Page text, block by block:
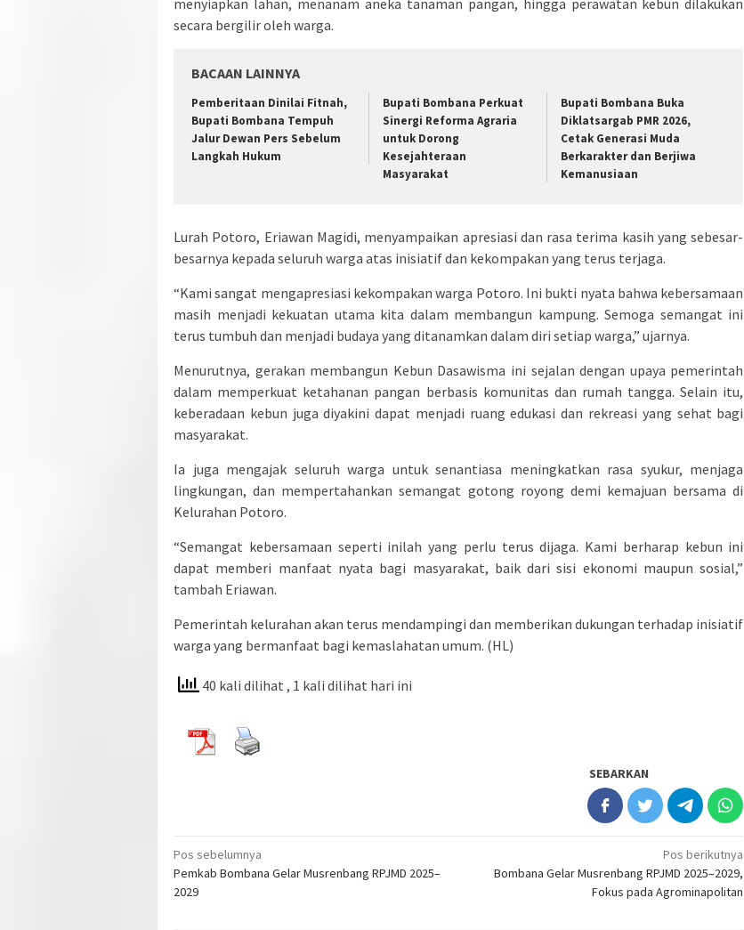
secara bergilir oleh warga.
BACAAN LAINNYA
Pemberitaan Dinilai Fitnah,
Bupati Bombana Tempuh
Jalur Dewan Pers Sebelum
Langkah Hukum
Bupati Bombana Perkuat
Sinergi Reforma Agraria
untuk Dorong
Kesejahteraan
Masyarakat
Bupati Bombana Buka
Diklatsargab PMR 2026,
Cetak Generasi Muda
Berkarakter dan Berjiwa
Kemanusiaan
Lurah Potoro, Eriawan Magidi, menyampaikan apresiasi dan rasa terima kasih yang sebesar-
besarnya kepada seluruh warga atas inisiatif dan kekompakan yang terus terjaga.
“Kami sangat mengapresiasi kekompakan warga Potoro. Ini bukti nyata bahwa kebersamaan
masih menjadi kekuatan utama kita dalam membangun kampung. Semoga semangat ini
terus tumbuh dan menjadi budaya yang ditanamkan dalam diri setiap warga,” ujarnya.
Menurutnya, gerakan membangun Kebun Dasawisma ini sejalan dengan upaya pemerintah
dalam memperkuat ketahanan pangan berbasis komunitas dan rumah tangga. Selain itu,
keberadaan kebun juga diyakini dapat menjadi ruang edukasi dan rekreasi yang sehat bagi
masyarakat.
Ia juga mengajak seluruh warga untuk senantiasa meningkatkan rasa syukur, menjaga
lingkungan, dan mempertahankan semangat gotong royong demi kemajuan bersama di
Kelurahan Potoro.
“Semangat kebersamaan seperti inilah yang perlu terus dijaga. Kami berharap kebun ini
dapat memberi manfaat nyata bagi masyarakat, baik dari sisi ekonomi maupun sosial,”
tambah Eriawan.
Pemerintah kelurahan akan terus mendampingi dan memberikan dukungan terhadap inisiatif
warga yang bermanfaat bagi kemaslahatan umum. (HL)
40 kali dilihat , 1 kali dilihat hari ini
SEBARKAN
Navigasi
pos
Pos sebelumnya
Pemkab Bombana Gelar Musrenbang RPJMD 2025–
2029
Pos berikutnya
Bombana Gelar Musrenbang RPJMD 2025–2029,
Fokus pada Agrominapolitan